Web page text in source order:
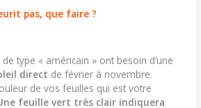
pas, que faire ?
type « américain » ont besoin d’une
direct de février à novembre.
de vos feuilles qui est votre
feuille vert très clair indiquera